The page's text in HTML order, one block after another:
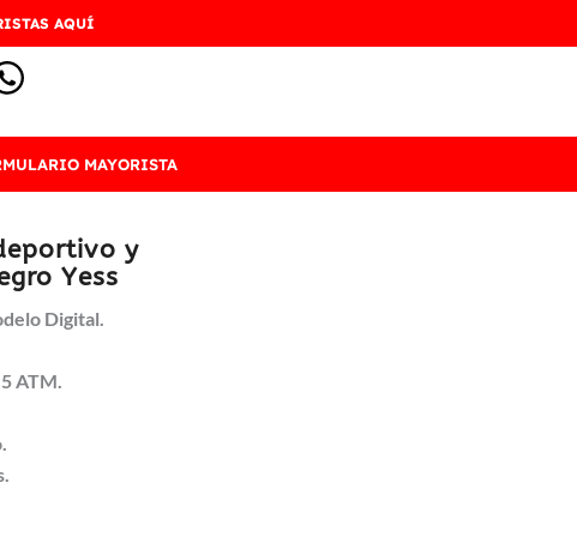
AQUÍ
MAYORISTA
y
Yess
Digital.
ATM.